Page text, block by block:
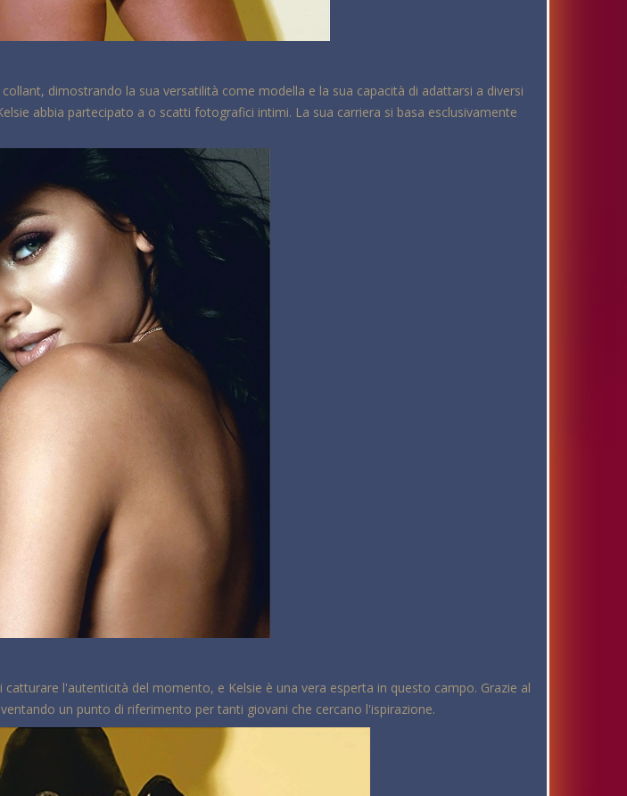
dimostrando la sua versatilità come modella e la sua capacità di adattarsi a diversi
abbia partecipato a o scatti fotografici intimi. La sua carriera si basa esclusivamente
l'autenticità del momento, e Kelsie è una vera esperta in questo campo. Grazie al
un punto di riferimento per tanti giovani che cercano l'ispirazione.